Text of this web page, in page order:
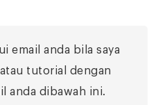
email anda bila saya
tutorial dengan
anda dibawah ini.